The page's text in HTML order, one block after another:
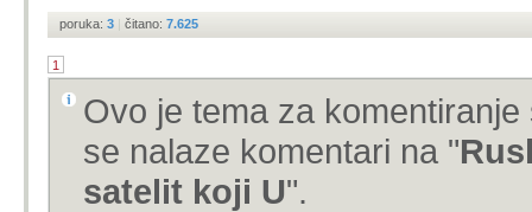
poruka: 3 | čitano: 7.625
1
Ovo je tema za
se nalaze komentari na "
satelit koji U".